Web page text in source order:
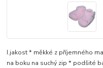
I.jakost * měkké z příjemného
na boku na suchý zip * podšité